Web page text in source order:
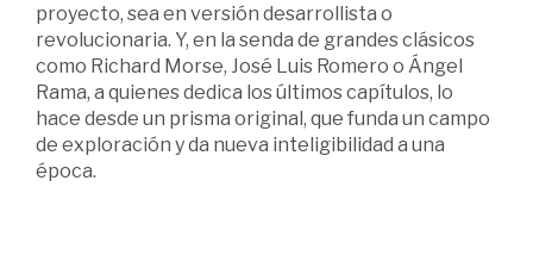
proyecto, sea en versión desarrollista o
revolucionaria. Y, en la senda de grandes clásicos
como Richard Morse, José Luis Romero o Ángel
Rama, a quienes dedica los últimos capítulos, lo
hace desde un prisma original, que funda un campo
de exploración y da nueva inteligibilidad a una
época.